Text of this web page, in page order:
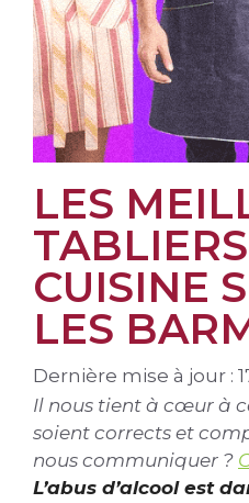
LES
CUISINE
LES
Dernière mise à jour :
Il nous tient à cœur à
soient corrects et
nous communiquer ?
L’abus d’alcool est